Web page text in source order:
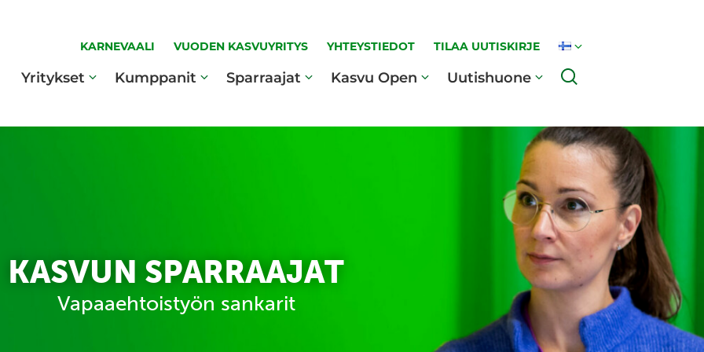
KARNEVAALI VUODEN KASVUYRITYS YHTEYSTIEDOT TILAA UUTISKIRJE
Yritykset Kumppanit Sparraajat Kasvu Open Uutishuone
KASVUN SPARRAAJAT
Vapaaehtoistyön sankarit